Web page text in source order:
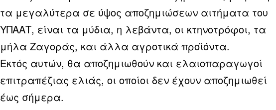
τα μεγαλύτερα σε ύψος αποζημιώσεων αιτήματα του
ΥΠΑΑΤ, είναι τα μύδια, η λεβάντα, οι κτηνοτρόφοι, τα
μήλα Ζαγοράς, και άλλα αγροτικά προϊόντα.
Εκτός αυτών, θα αποζημιωθούν και ελαιοπαραγωγοί
επιτραπέζιας ελιάς, οι οποίοι δεν έχουν αποζημιωθεί
έως σήμερα.